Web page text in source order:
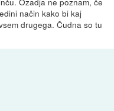
način kako bi kaj
drugega. Čudna so tu